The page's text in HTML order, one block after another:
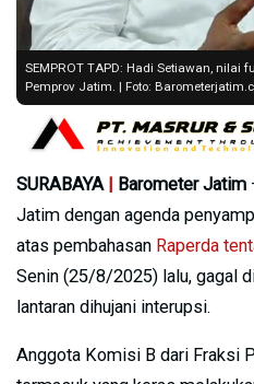
SEMPROT TAPD: Hadi Setiawan, nilai
Pemprov Jatim. | Foto:
SURABAYA Barometer Jatim
Jatim dengan agenda
atas pembahasan Raperda
Senin (25/8/2025) lalu, gagal
lantaran dihujani interupsi.
Anggota Komisi B dari Fraksi